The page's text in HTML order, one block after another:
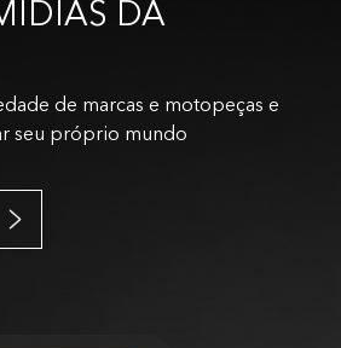
DA
de marcas e motopeças e
seu próprio mundo